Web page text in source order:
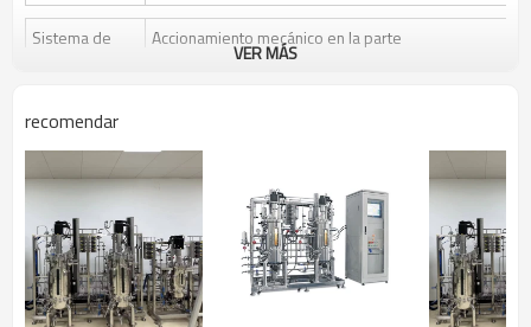
Sistema de
Accionamiento mecánico en la parte
superior/inferior o accionamiento magnético en la
Esterilización
Esterilización manual en el lugar (SIP), el control
automático por programa es opcional
Limpio
Limpieza en el lugar (CIP) mediante válvulas de
control y tuberías de bola rociadora + CIP
VER MÁS
recomendar